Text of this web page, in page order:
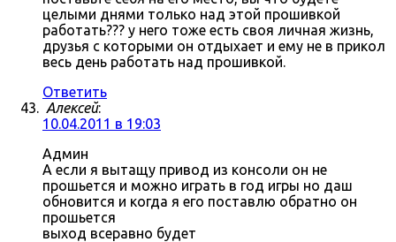
целыми днями только над этой прошивкой
работать??? у него тоже есть своя личная жизнь,
друзья с которыми он отдыхает и ему не в прикол
весь день работать над прошивкой.
Ответить
Алексей:
10.04.2011 в 19:03
Админ
А если я вытащу привод из консоли он не
прошьется и можно играть в год игры но даш
обновится и когда я его поставлю обратно он
прошьется
выход всеравно будет